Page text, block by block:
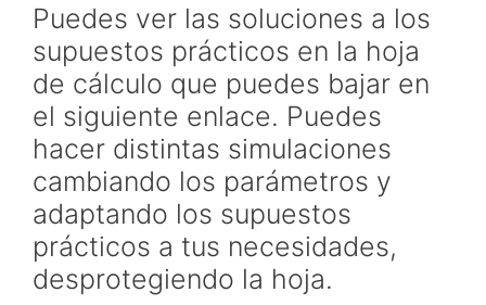
Puedes ver las soluciones a los
supuestos prácticos en la hoja
de cálculo que puedes bajar en
el siguiente enlace. Puedes
hacer distintas simulaciones
cambiando los parámetros y
adaptando los supuestos
prácticos a tus necesidades,
desprotegiendo la hoja.